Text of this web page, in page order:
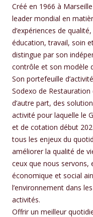
Créé en 1966 à
leader mondial en
d’expériences de
éducation, travail, soin
distingue par son
contrôle et son modèle
Son portefeuille
Sodexo de
d’autre part, des
activité pour laquelle le
et de cotation début
tous les enjeux du
améliorer la qualité de
ceux que nous
économique et social
l’environnement dans
activités.
Offrir un meilleur